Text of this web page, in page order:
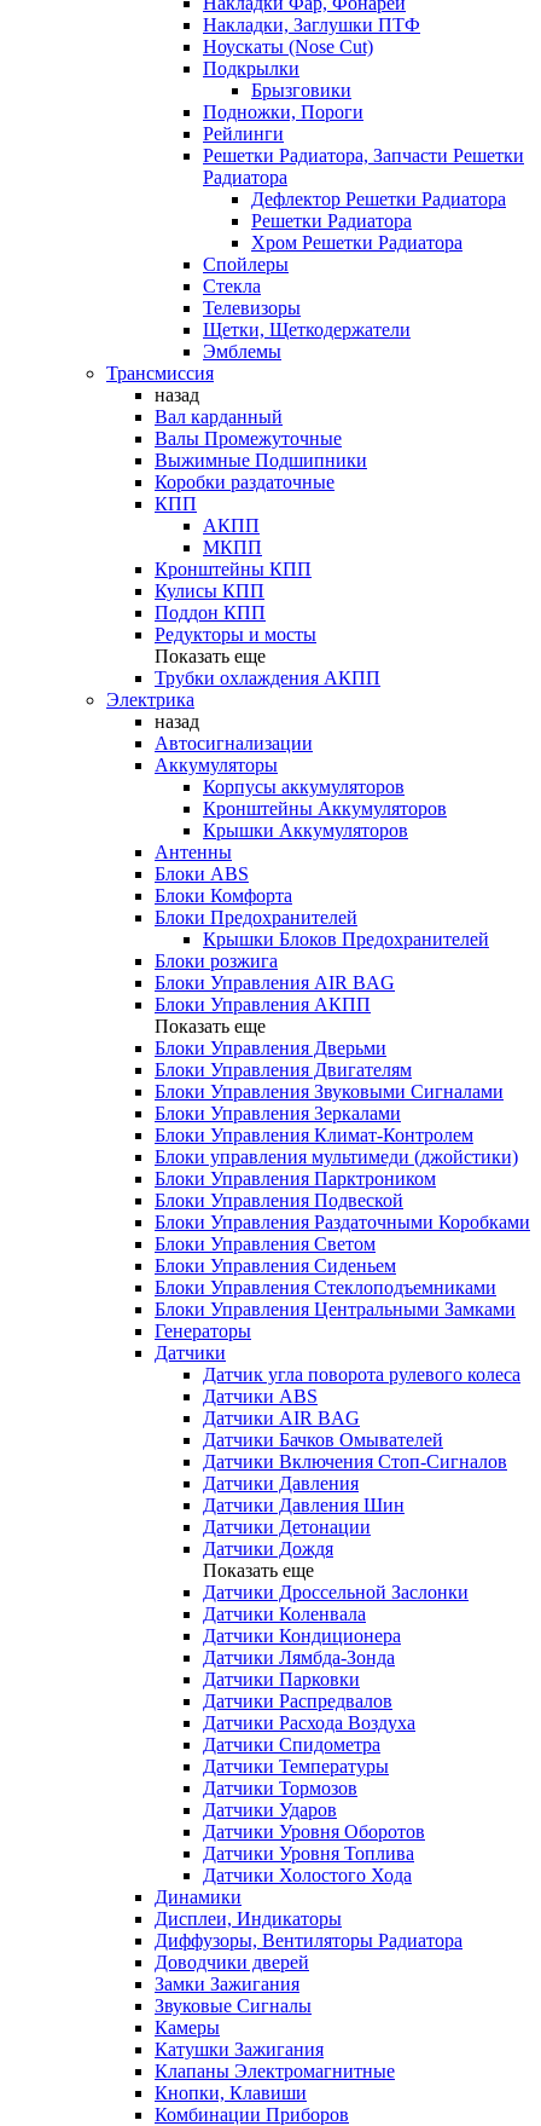
Накладки, Заглушки ПТФ
Ноускаты (Nose Cut)
Подкрылки
Брызговики
Подножки, Пороги
Рейлинги
Решетки Радиатора, Запчасти Решетки
Радиатора
Дефлектор Решетки Радиатора
Решетки Радиатора
Хром Решетки Радиатора
Спойлеры
Стекла
Телевизоры
Щетки, Щеткодержатели
Эмблемы
Трансмиссия
назад
Вал карданный
Валы Промежуточные
Выжимные Подшипники
Коробки раздаточные
КПП
АКПП
МКПП
Кронштейны КПП
Кулисы КПП
Поддон КПП
Редукторы и мосты
Показать еще
Трубки охлаждения АКПП
Электрика
назад
Автосигнализации
Аккумуляторы
Корпусы аккумуляторов
Кронштейны Аккумуляторов
Крышки Аккумуляторов
Антенны
Блоки ABS
Блоки Комфорта
Блоки Предохранителей
Крышки Блоков Предохранителей
Блоки розжига
Блоки Управления AIR BAG
Блоки Управления АКПП
Показать еще
Блоки Управления Дверьми
Блоки Управления Двигателям
Блоки Управления Звуковыми Сигналами
Блоки Управления Зеркалами
Блоки Управления Климат-Контролем
Блоки управления мультимеди (джойстики)
Блоки Управления Парктроником
Блоки Управления Подвеской
Блоки Управления Раздаточными Коробками
Блоки Управления Светом
Блоки Управления Сиденьем
Блоки Управления Стеклоподъемниками
Блоки Управления Центральными Замками
Генераторы
Датчики
Датчик угла поворота рулевого колеса
Датчики ABS
Датчики AIR BAG
Датчики Бачков Омывателей
Датчики Включения Стоп-Сигналов
Датчики Давления
Датчики Давления Шин
Датчики Детонации
Датчики Дождя
Показать еще
Датчики Дроссельной Заслонки
Датчики Коленвала
Датчики Кондиционера
Датчики Лямбда-Зонда
Датчики Парковки
Датчики Распредвалов
Датчики Расхода Воздуха
Датчики Спидометра
Датчики Температуры
Датчики Тормозов
Датчики Ударов
Датчики Уровня Оборотов
Датчики Уровня Топлива
Датчики Холостого Хода
Динамики
Дисплеи, Индикаторы
Диффузоры, Вентиляторы Радиатора
Доводчики дверей
Замки Зажигания
Звуковые Сигналы
Камеры
Катушки Зажигания
Клапаны Электромагнитные
Кнопки, Клавиши
Комбинации Приборов